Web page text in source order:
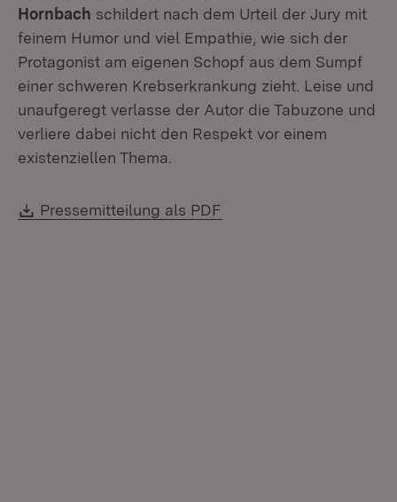
Hornbach schildert nach dem Urteil der Jury mit
feinem Humor und viel Empathie, wie sich der
Protagonist am eigenen Schopf aus dem Sumpf
einer schweren Krebserkrankung zieht. Leise und
unaufgeregt verlasse der Autor die Tabuzone und
verliere dabei nicht den Respekt vor einem
existenziellen Thema.
Download:
Pressemitteilung als PDF